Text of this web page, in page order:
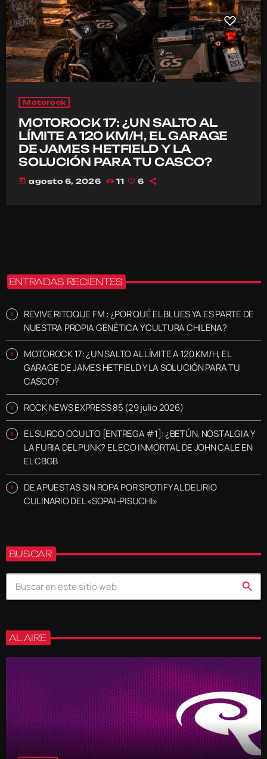
Motorock
MOTOROCK 17: ¿UN SALTO AL
LÍMITE A 120 KM/H, EL GARAGE
DE JAMES HETFIELD Y LA
SOLUCIÓN PARA TU CASCO?
today agosto 6, 2026 11 6
ENTRADAS RECIENTES
REVIVE RITOQUE FM : ¿POR QUÉ EL BLUES YA ES PARTE DE
NUESTRA PROPIA GENÉTICA Y CULTURA CHILENA?
MOTOROCK 17: ¿UN SALTO AL LÍMITE A 120 KM/H, EL
GARAGE DE JAMES HETFIELD Y LA SOLUCIÓN PARA TU
CASCO?
ROCK NEWS EXPRESS 85 (29 julio 2026)
EL SURCO OCULTO [ENTREGA #1]: ¿BETÚN, NOSTALGIA Y
LA FURIA DEL PUNK? EL ECO INMORTAL DE JOHN CALE EN
EL CBGB
DE APUESTAS SIN ROPA POR SPOTIFY AL DELIRIO
CULINARIO DEL «SOPAI-PISUCHI»
BUSCAR
search
AL AIRE